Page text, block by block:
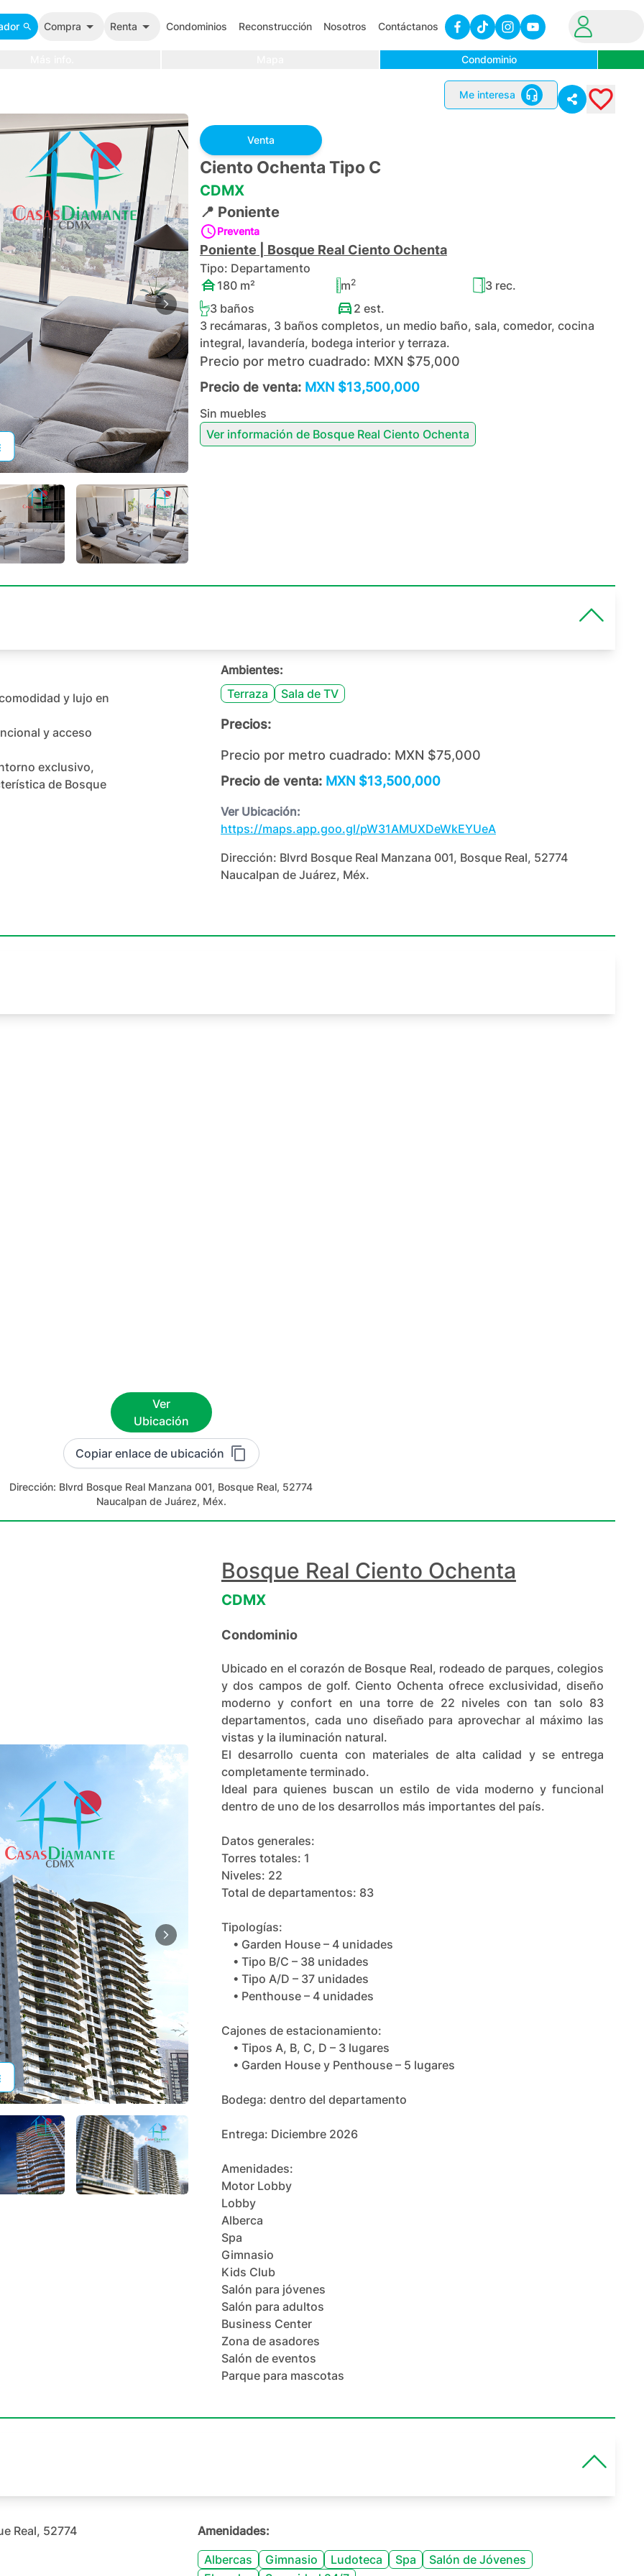
Compra Renta Condominios Reconstrucción Nosotros Contáctanos
Condominio
Me interesa
+19
Venta
Ciento Ochenta Tipo C
CDMX
📍 Poniente
Preventa
Poniente Bosque Real Ciento Ochenta
Tipo: Departamento
180m² m2 3rec.
3 baños 2 est.
3 recámaras, 3 baños completos, un medio baño, sala, comedor, cocina
integral, lavandería, bodega interior y terraza.
Precio por metro cuadrado: MXN $75,000
Precio de venta: MXN $13,500,000
Sin muebles
Ver información de Bosque Real Ciento Ochenta
y lujo en
y acceso
exclusivo,
de Bosque
Ambientes:
Terraza
Sala de TV
Precios:
Precio por metro cuadrado: MXN $75,000
Precio de venta: MXN $13,500,000
Ver Ubicación:
https://maps.app.goo.gl/pW31AMUXDeWkEYUeA
Dirección: Blvrd Bosque Real Manzana 001, Bosque Real, 52774
Naucalpan de Juárez, Méx.
Ver
Ubicación
Copiar enlace de ubicación
Dirección: Blvrd Bosque Real Manzana 001, Bosque Real, 52774
Naucalpan de Juárez, Méx.
Bosque Real Ciento Ochenta
CDMX
Condominio
Ubicado en el corazón de Bosque Real, rodeado de parques, colegios
y dos campos de golf. Ciento Ochenta ofrece exclusividad, diseño
moderno y confort en una torre de 22 niveles con tan solo 83
departamentos, cada uno diseñado para aprovechar al máximo las
vistas y la iluminación natural.
El desarrollo cuenta con materiales de alta calidad y se entrega
completamente terminado.
Ideal para quienes buscan un estilo de vida moderno y funcional
dentro de uno de los desarrollos más importantes del país.
Datos generales:
Torres totales: 1
Niveles: 22
Total de departamentos: 83
Tipologías:
• Garden House – 4 unidades
• Tipo B/C – 38 unidades
• Tipo A/D – 37 unidades
• Penthouse – 4 unidades
Cajones de estacionamiento:
• Tipos A, B, C, D – 3 lugares
• Garden House y Penthouse – 5 lugares
Bodega: dentro del departamento
Entrega: Diciembre 2026
Amenidades:
Motor Lobby
Lobby
Alberca
Spa
Gimnasio
Kids Club
Salón para jóvenes
Salón para adultos
Business Center
Zona de asadores
Salón de eventos
Parque para mascotas
Real, 52774
Amenidades:
Albercas
Gimnasio Ludoteca Spa
Salón de Jóvenes